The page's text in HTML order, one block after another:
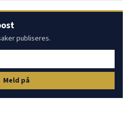
publiseres.
Meld på